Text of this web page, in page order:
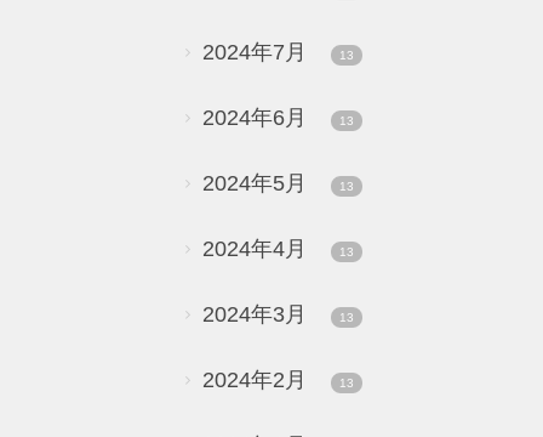
2024年7月 13
2024年6月 13
2024年5月 13
2024年4月 13
2024年3月 13
2024年2月 13